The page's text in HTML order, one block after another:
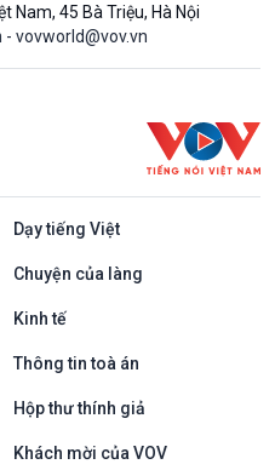
Nam, 45 Bà Triệu, Hà Nội
vovworld@vov.vn
Dạy tiếng Việt
Chuyện của làng
Kinh tế
Thông tin toà án
Hộp thư thính giả
Khách mời của VOV